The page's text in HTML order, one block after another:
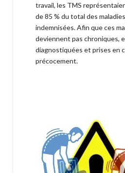
travail, les TMS
de 85 % du total des
indemnisées. Afin que ces
deviennent pas chroniques,
diagnostiquées et prises en
précocement.